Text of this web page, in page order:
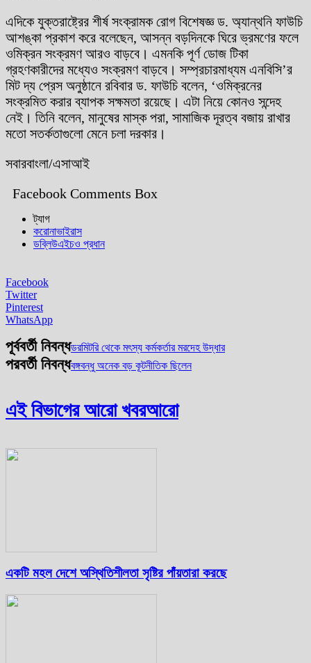
এদিকে যুক্তরাষ্ট্রের শীর্ষ সংক্রামক রোগ বিশেষজ্ঞ ড. অ্যান্থনি ফাউচি
আশঙ্কা প্রকাশ করে বলেছেন, আসন্ন বড়দিনকে ঘিরে ভ্রমণের ফলে
ওমিক্রন সংক্রমণ আরও বাড়বে। এমনকি পূর্ণ ডোজ টিকা
গ্রহণকারীদের মধ্যেও সংক্রমণ বাড়বে। সম্প্রচারমাধ্যম এনবিসি’র
মিট দ্য প্রেস অনুষ্ঠানে রবিবার ড. ফাউচি বলেন, ‘ওমিক্রনের
সংক্রমিত করার ব্যাপক সক্ষমতা রয়েছে। এটা নিয়ে কোনও সন্দেহ
নেই। তিনি বলেন, মানুষের মাস্ক পরা, সামাজিক দূরত্ব বজায় রাখার
মতো সতর্কতাগুলো মেনে চলা দরকার।
সবারবাংলা/এসাআই
Facebook Comments Box
ট্যাগ
করোনাভাইরাস
ডব্লিউএইচও প্রধান
Facebook
Twitter
Pinterest
WhatsApp
পূর্ববর্তী নিবন্ধডরমিটরি থেকে মৎস্য কর্মকর্তার মরদেহ উদ্ধার
পরবর্তী নিবন্ধবঙ্গবন্ধু অনেক বড় কূটনীতিক ছিলেন
এই বিভাগের আরো খবরআরো
একটি মহল দেশে অস্থিতিশীলতা সৃষ্টির পাঁয়তারা করছে